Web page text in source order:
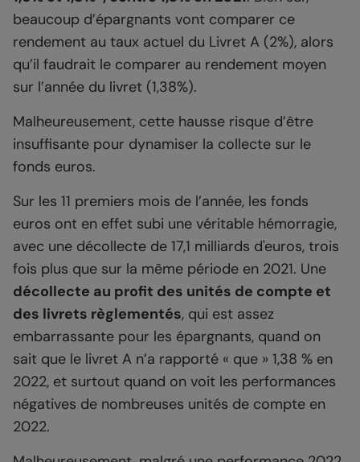
beaucoup d’épargnants vont comparer ce
rendement au taux actuel du Livret A (2%), alors
qu’il faudrait le comparer au rendement moyen
sur l’année du livret (1,38%).
Malheureusement, cette hausse risque d’être
insuffisante pour dynamiser la collecte sur le
fonds euros.
Sur les 11 premiers mois de l’année, les fonds
euros ont en effet subi une véritable hémorragie,
avec une décollecte de 17,1 milliards d'euros, trois
fois plus que sur la même période en 2021. Une
décollecte au profit des unités de compte et
des livrets règlementés, qui est assez
embarrassante pour les épargnants, quand on
sait que le livret A n’a rapporté « que » 1,38 % en
2022, et surtout quand on voit les performances
négatives de nombreuses unités de compte en
2022.